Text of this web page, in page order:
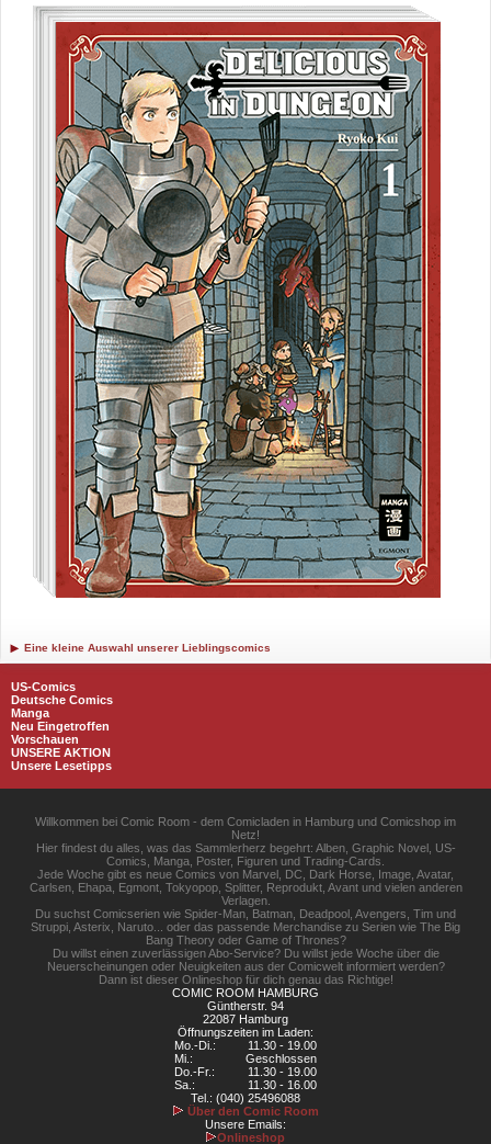
Eine kleine Auswahl unserer Lieblingscomics
US-Comics
Deutsche Comics
Manga
Neu Eingetroffen
Vorschauen
UNSERE AKTION
Unsere Lesetipps
Willkommen bei Comic Room - dem Comicladen in Hamburg und Comicshop im
Netz!
Hier findest du alles, was das Sammlerherz begehrt: Alben, Graphic Novel, US-
Comics, Manga, Poster, Figuren und Trading-Cards.
Jede Woche gibt es neue Comics von Marvel, DC, Dark Horse, Image, Avatar,
Carlsen, Ehapa, Egmont, Tokyopop, Splitter, Reprodukt, Avant und vielen anderen
Verlagen.
Du suchst Comicserien wie Spider-Man, Batman, Deadpool, Avengers, Tim und
Struppi, Asterix, Naruto... oder das passende Merchandise zu Serien wie The Big
Bang Theory oder Game of Thrones?
Du willst einen zuverlässigen Abo-Service? Du willst jede Woche über die
Neuerscheinungen oder Neuigkeiten aus der Comicwelt informiert werden?
Dann ist dieser Onlineshop für dich genau das Richtige!
COMIC ROOM HAMBURG
Güntherstr. 94
22087 Hamburg
Öffnungszeiten im Laden:
Mo.-Di.:
11.30 - 19.00
Mi.:
Geschlossen
Do.-Fr.:
11.30 - 19.00
Sa.:
11.30 - 16.00
Tel.: (040) 25496088
Über den Comic Room
Unsere Emails:
Onlineshop